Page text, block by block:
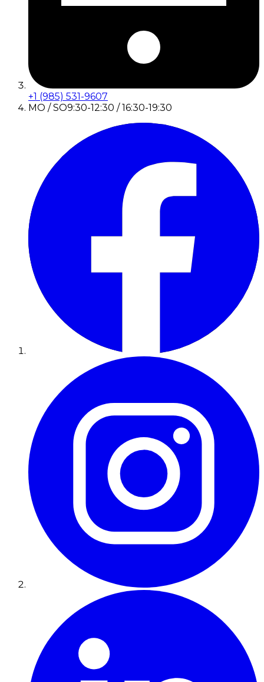
+1 (985) 531-9607
MO / SO9:30-12:30 / 16:30-19:30